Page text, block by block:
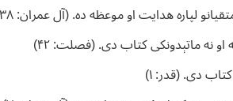
لپاره هدایت او موعظه ده. (آل عمران: ۱۳۸)
او نه ماتېدونکی کتاب دی. (فصلت: ۴۲)
دی. (قدر: ۱)